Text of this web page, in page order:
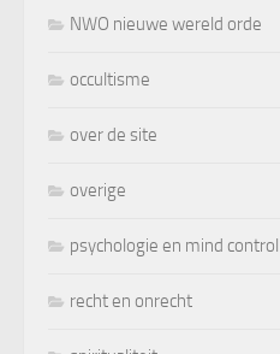
NWO nieuwe wereld orde
occultisme
over de site
overige
psychologie en mind control
recht en onrecht